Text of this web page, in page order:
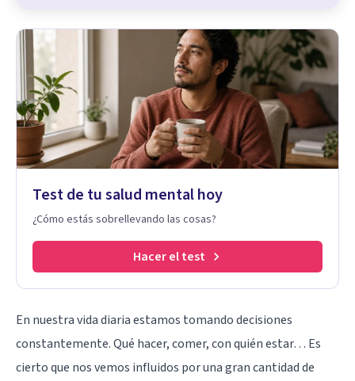
Test de tu salud mental hoy
¿Cómo estás sobrellevando las cosas?
Hacer el test
En nuestra vida diaria estamos tomando decisiones
constantemente. Qué hacer, comer, con quién estar… Es
cierto que nos vemos influidos por una gran cantidad de